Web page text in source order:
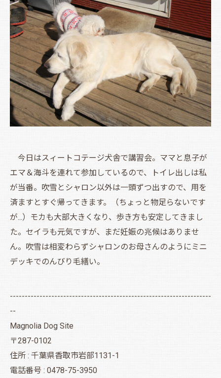
今日はスィートコテージ犬舎で講習会。ママと息子が
エマ＆海斗を連れて参加しているので、トイレ出しは私
が当番。吹雪とシャロン以外は一頭ずつ出すので、用を
済ますとすぐ帰ってきます。（ちょっと物足らないです
が...）モカも大部大きくなり、歩き方も安定してきまし
た。セイラも元気ですが、まだ妊娠の兆候はありませ
ん。吹雪は相変わらずシャロンのお母さんのようにミニ
デッキでのんびり毛繕い。
--------------------------------------------------------------------
--
Magnolia Dog Site
〒287-0102
住所 : 千葉県香取市岩部1131-1
電話番号 : 0478-75-3950